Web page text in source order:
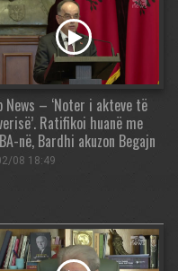
News – ‘Noter i akteve të
Ratifikoi huanë me
në, Bardhi akuzon Begajn
08 18:49